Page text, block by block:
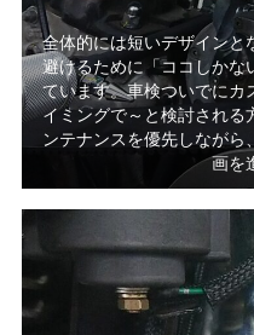
全体的には短いデザインと
避けるために「ココしかな
ています。車検ついでにカ
イミングで～と検討される
ンテナンスを優先しなが
画を